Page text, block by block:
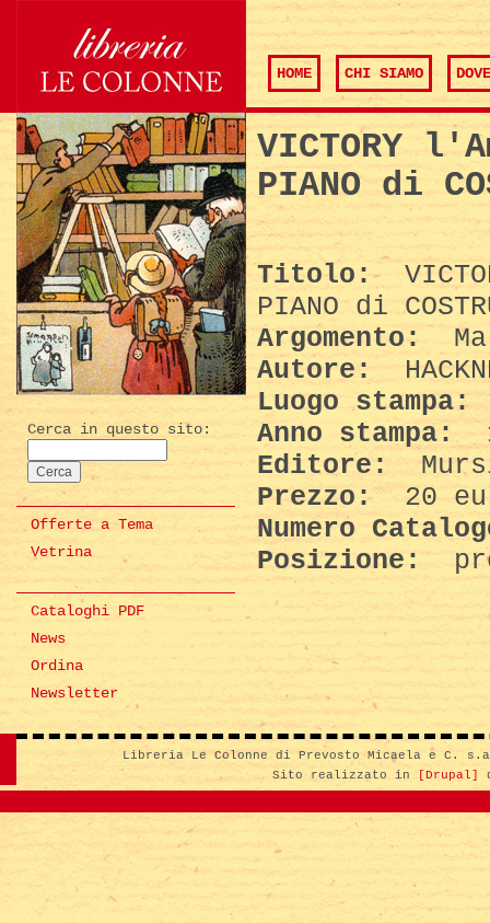
HOME CHI SIAMO
Cerca in questo sito:
Offerte a Tema
Vetrina
Cataloghi PDF
News
Ordina
Newsletter
VICTORY
PIANO di
Titolo:
PIANO di
Argomento:
Autore:
Luogo stampa:
Anno stampa:
Editore:
Prezzo:
20
Numero
Posizione:
Libreria Le Colonne di Prevosto Micaela e C.
Sito realizzato in
[Drupal]